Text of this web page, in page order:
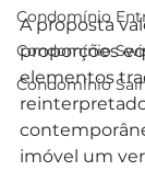
Condomínio
Condomínio
Condomínio
A proposta
proporções
elementos
imóvel um